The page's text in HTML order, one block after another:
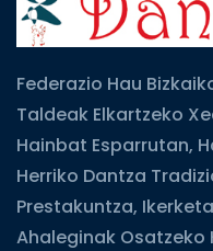
Federazio Hau
Taldeak Elkartzeko
Hainbat Esparrutan,
Herriko Dantza
Prestakuntza,
Ahaleginak Osatzeko